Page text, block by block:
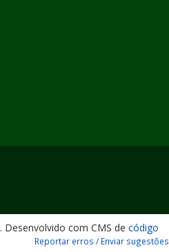
. Desenvolvido com CMS de código
Reportar erros / Enviar sugestões